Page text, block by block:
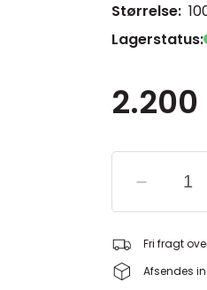
Størrelse:
Lagerstatus:
Fri fragt
Afsendes